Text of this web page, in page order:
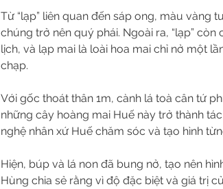
Từ “lạp” liên quan đến sáp ong, màu vàng
chúng trở nên quý phái. Ngoài ra, “lạp”
lịch, và lạp mai là loài hoa mai chỉ nở một
chạp.
Với gốc thoát thân 1m, cành lá toà cân tứ
những cây hoàng mai Huế này trở thành
nghệ nhân xứ Huế chăm sóc và tạo hình
Hiện, búp và lá non đã bung nở, tạo nên
Hùng chia sẻ rằng vì độ đặc biệt và giá trị